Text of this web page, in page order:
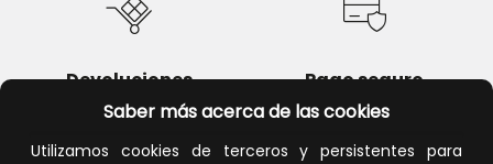
Saber más acerca de las cookies
Utilizamos cookies de terceros y persistentes para
Devoluciones Pago seguro